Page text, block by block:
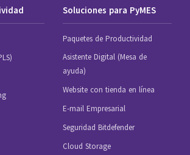
Soluciones para PyMES
Paquetes de Productividad
Asistente Digital (Mesa de
ayuda)
Website con tienda en línea
E-mail Empresarial
Seguridad Bitdefender
Cloud Storage